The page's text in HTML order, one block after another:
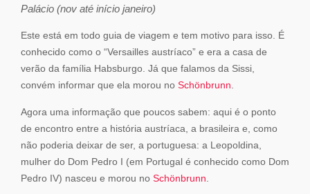
Palácio (nov até início janeiro)
Este está em todo guia de viagem e tem motivo para isso. É
conhecido como o “Versailles austríaco” e era a casa de
verão da família Habsburgo. Já que falamos da Sissi,
convém informar que ela morou no Schönbrunn
Agora uma informação que poucos sabem: aqui é o ponto
de encontro entre a história austríaca, a brasileira e, como
não poderia deixar de ser, a portuguesa: a Leopoldina,
mulher do Dom Pedro I (em Portugal é conhecido como Dom
Pedro IV) nasceu e morou no Schönbrunn